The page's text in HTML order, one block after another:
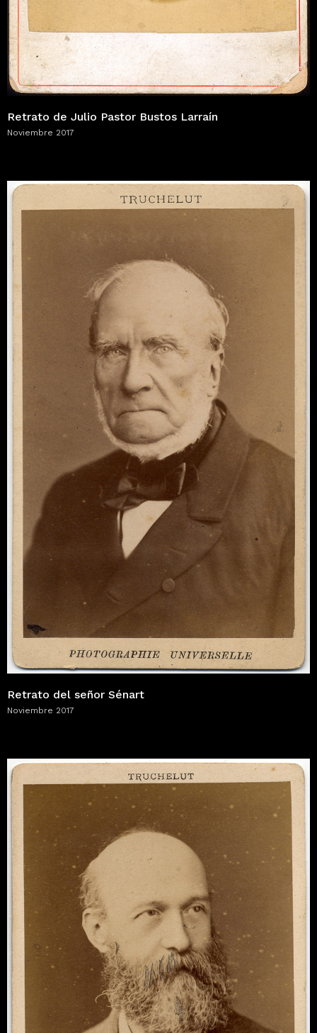
Retrato de Julio Pastor Bustos Larraín
Noviembre 2017
Retrato del señor Sénart
Noviembre 2017